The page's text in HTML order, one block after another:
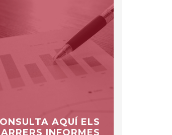
AQUÍ ELS
INFORMES